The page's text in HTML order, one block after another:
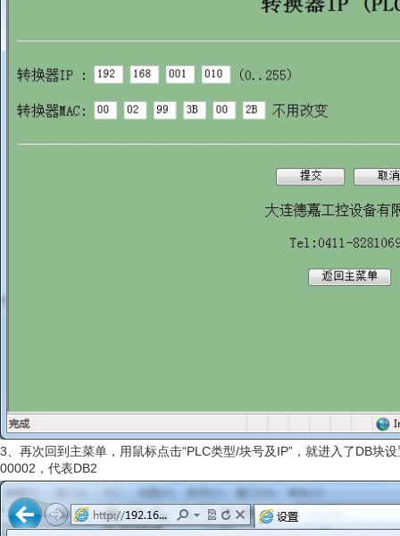
3、再次回到主菜单，用鼠标点击“PLC类型/块号及IP”，就进入了DB
00002，代表DB2